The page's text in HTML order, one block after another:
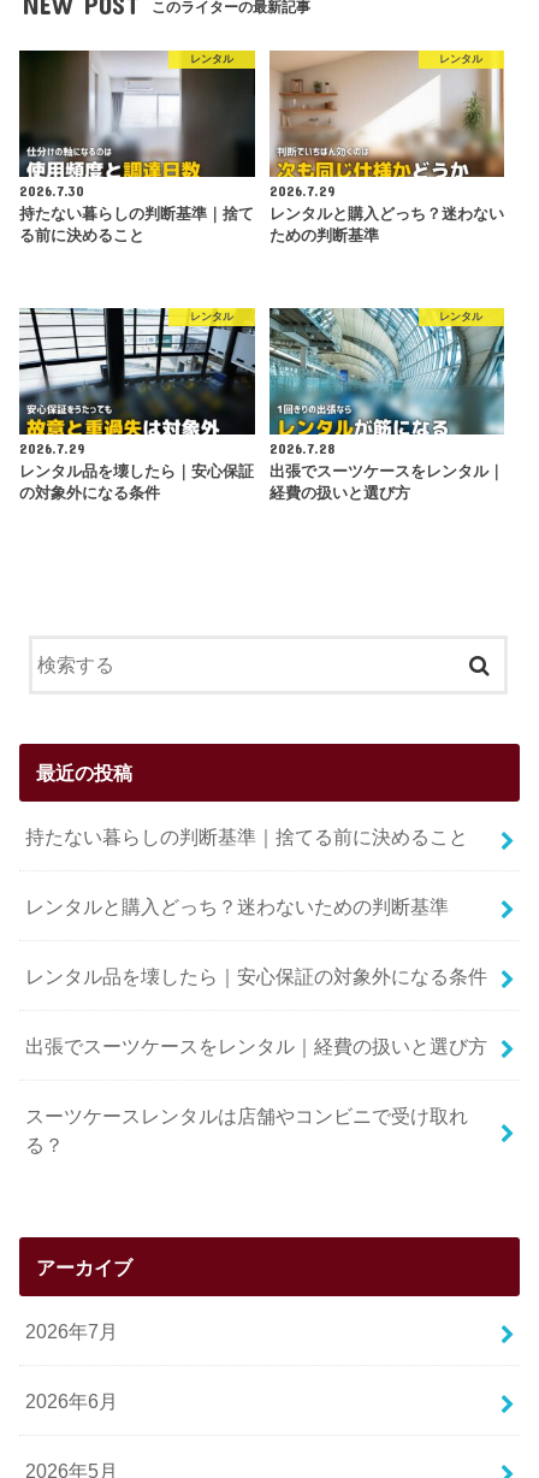
このライターの最新記事
レンタル
2026.7.30
持たない暮らしの判断基準｜捨て
る前に決めること
レンタル
2026.7.29
レンタルと購入どっち？迷わない
ための判断基準
レンタル
2026.7.29
レンタル品を壊したら｜安心保証
の対象外になる条件
レンタル
2026.7.28
出張でスーツケースをレンタル｜
経費の扱いと選び方
最近の投稿
持たない暮らしの判断基準｜捨てる前に決めること
レンタルと購入どっち？迷わないための判断基準
レンタル品を壊したら｜安心保証の対象外になる条件
出張でスーツケースをレンタル｜経費の扱いと選び方
スーツケースレンタルは店舗やコンビニで受け取れ
る？
アーカイブ
2026年7月
2026年6月
2026年5月